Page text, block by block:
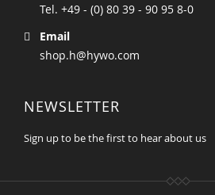
Tel. +49 - (0) 80 39 - 90 95 8-0
Email
shop.h@hywo.com
NEWSLETTER
Sign up to be the first to hear about us